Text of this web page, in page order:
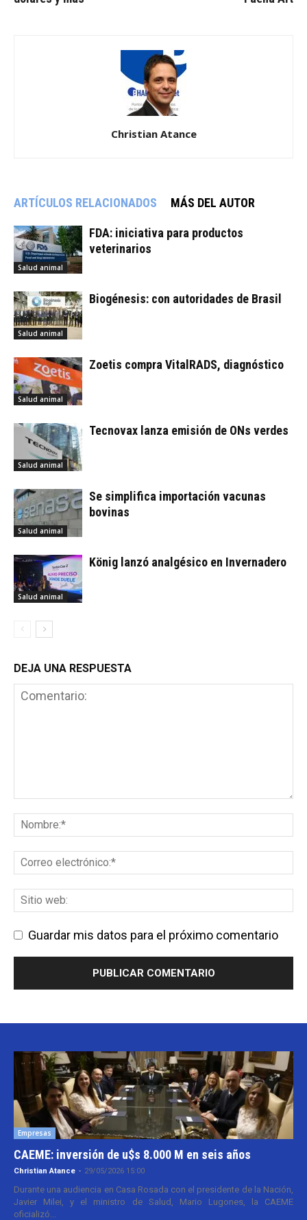
Christian Atance
ARTÍCULOS RELACIONADOS MÁS DEL AUTOR
Salud animal
FDA: iniciativa para productos
veterinarios
Salud animal
Biogénesis: con autoridades de Brasil
Salud animal
Zoetis compra VitalRADS, diagnóstico
Salud animal
Tecnovax lanza emisión de ONs verdes
Salud animal
Se simplifica importación vacunas
bovinas
Salud animal
König lanzó analgésico en Invernadero
DEJA UNA RESPUESTA
Guardar mis datos para el próximo comentario
Empresas
CAEME: inversión de u$s 8.000 M en seis años
Christian Atance - 29/05/2026 15:00
Durante una audiencia en Casa Rosada con el presidente de la Nación,
Javier Milei, y el ministro de Salud, Mario Lugones, la CAEME
oficializó...